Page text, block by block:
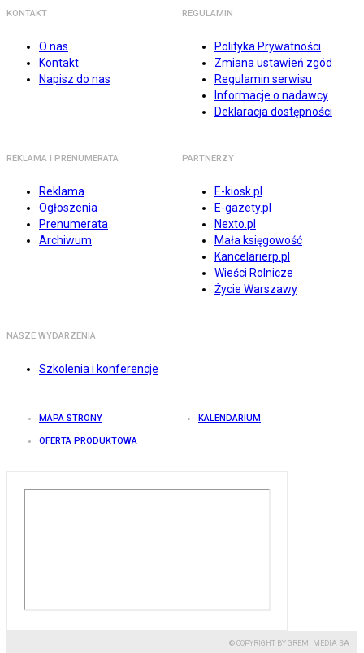
KONTAKT
O nas
Kontakt
Napisz do nas
REGULAMIN
Polityka Prywatności
Zmiana ustawień zgód
Regulamin serwisu
Informacje o nadawcy
Deklaracja dostępności
REKLAMA I PRENUMERATA
Reklama
Ogłoszenia
Prenumerata
Archiwum
PARTNERZY
E-kiosk.pl
E-gazety.pl
Nexto.pl
Mała księgowość
Kancelarierp.pl
Wieści Rolnicze
Życie Warszawy
NASZE WYDARZENIA
Szkolenia i konferencje
MAPA STRONY KALENDARIUM
OFERTA PRODUKTOWA
© COPYRIGHT BY GREMI MEDIA SA